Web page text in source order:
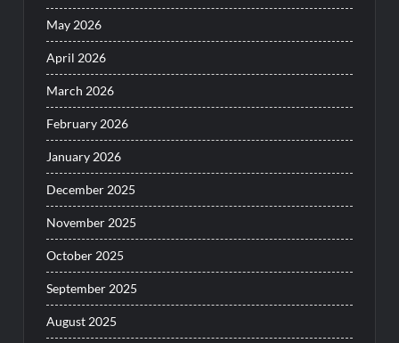
May 2026
April 2026
March 2026
February 2026
January 2026
December 2025
November 2025
October 2025
September 2025
August 2025